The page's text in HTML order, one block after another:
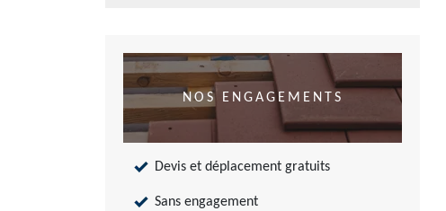
NOS ENGAGEMENTS
Devis et déplacement gratuits
Sans engagement